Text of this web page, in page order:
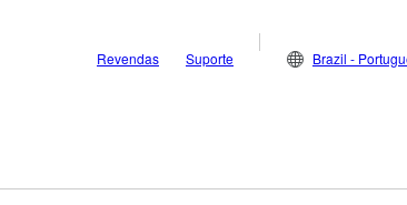
Revendas Suporte Brazil -